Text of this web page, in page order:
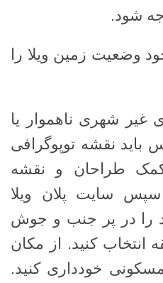
شود.
وضعیت زمین ویلا را
غیر شهری ناهموار یا
باید نقشه توپوگرافی
کمک طراحان و نقشه
سپس سایت پلان ویلا
را در پر جنب و جوش
انتخاب کنید. از مکان
خودداری کنید.